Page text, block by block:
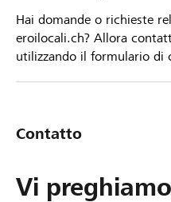
Hai domande o richieste
eroilocali.ch? Allora
utilizzando il formulario
Contatto
Vi